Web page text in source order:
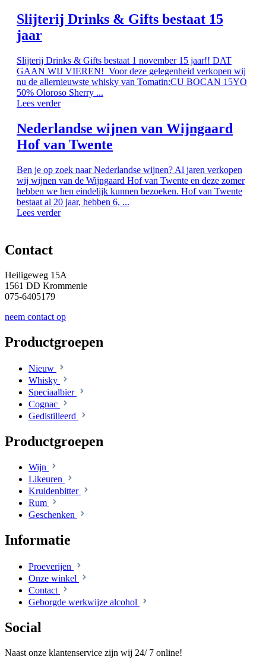
Slijterij Drinks & Gifts bestaat 15
jaar
Slijterij Drinks & Gifts bestaat 1 november 15 jaar!! DAT
GAAN WIJ VIEREN! Voor deze gelegenheid verkopen wij
nu de allernieuwste whisky van Tomatin:CU BOCAN 15YO
50% Oloroso Sherry ...
Lees verder
Nederlandse wijnen van Wijngaard
Hof van Twente
Ben je op zoek naar Nederlandse wijnen? Al jaren verkopen
wij wijnen van de Wijngaard Hof van Twente en deze zomer
hebben we hen eindelijk kunnen bezoeken. Hof van Twente
bestaat al 20 jaar, hebben 6, ...
Lees verder
Contact
Heiligeweg 15A
1561 DD Krommenie
075-6405179
neem contact op
Productgroepen
Nieuw
Whisky
Speciaalbier
Cognac
Gedistilleerd
Productgroepen
Wijn
Likeuren
Kruidenbitter
Rum
Geschenken
Informatie
Proeverijen
Onze winkel
Contact
Geborgde werkwijze alcohol
Social
Naast onze klantenservice zijn wij 24/ 7 online!